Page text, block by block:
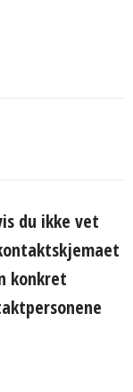
du ikke vet
konkret